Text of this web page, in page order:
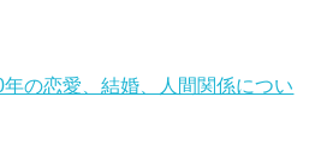
年の恋愛、結婚、人間関係につい